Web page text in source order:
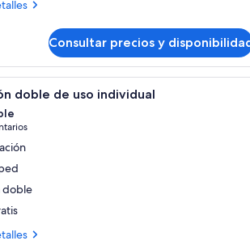
Consultar precios y
Una habitación de hotel con
doble de uso individual
doble